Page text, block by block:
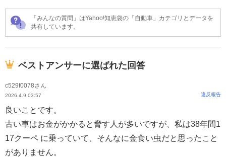
「みんなの質問」はYahoo!知恵袋の「自動車」カテゴリとデータを
共有しています。
ベストアンサーに選ばれた回答
c529f0078さん
2026.4.9 03:57 違反報告
良いことです。
古い車はお金がかかると脅す人が多いですが、私は38年間1
17クーペ に乗っていて、そんなに金食い虫だと思ったこと
がありません。